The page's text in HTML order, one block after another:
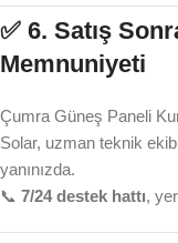
✅ 6. Satış
Memnuniyeti
Çumra Güneş Paneli
Solar, uzman teknik
yanınızda.
📞 7/24 destek hattı,